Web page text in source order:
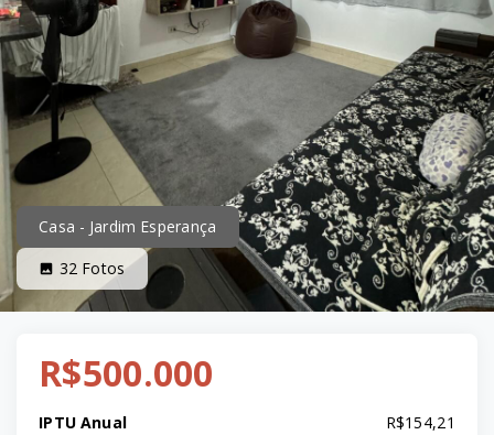
Casa - Jardim Esperança
32 Fotos
R$500.000
IPTU Anual R$154,21